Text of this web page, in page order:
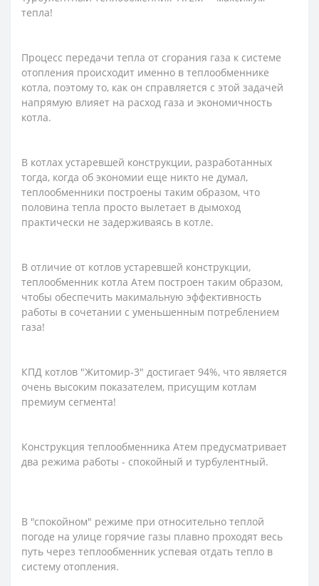
тепла!
Процесс передачи тепла от сгорания газа к системе
отопления происходит именно в теплообменнике
котла, поэтому то, как он справляется с этой задачей
напрямую влияет на расход газа и экономичность
котла.
В котлах устаревшей конструкции, разработанных
тогда, когда об экономии еще никто не думал,
теплообменники построены таким образом, что
половина тепла просто вылетает в дымоход
практически не задерживаясь в котле.
В отличие от котлов устаревшей конструкции,
теплообменник котла Атем построен таким образом,
чтобы обеспечить макимальную эффективность
работы в сочетании с уменьшенным потреблением
газа!
КПД котлов "Житомир-3" достигает 94%, что является
очень высоким показателем, присущим котлам
премиум сегмента!
Конструкция теплообменника Атем предусматривает
два режима работы - спокойный и турбулентный.
В "спокойном" режиме при относительно теплой
погоде на улице горячие газы плавно проходят весь
путь через теплообменник успевая отдать тепло в
систему отопления.